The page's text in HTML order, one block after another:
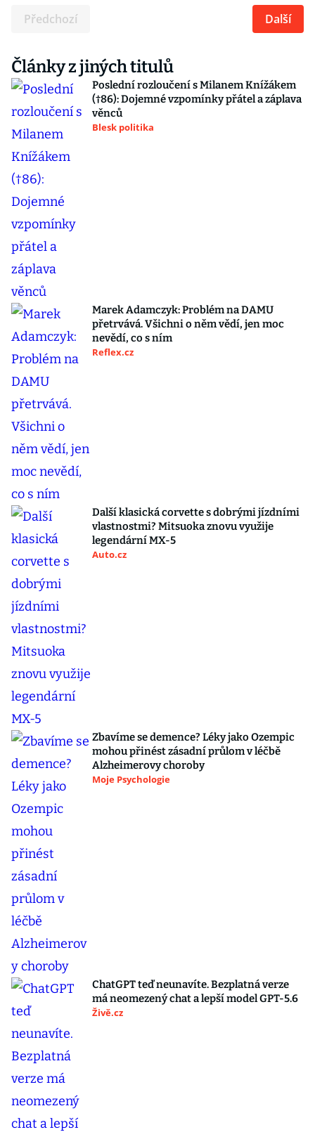
Předchozí Další
Články z jiných titulů
Poslední rozloučení s Milanem Knížákem
(†86): Dojemné vzpomínky přátel a záplava
věnců
Blesk politika
Marek Adamczyk: Problém na DAMU
přetrvává. Všichni o něm vědí, jen moc
nevědí, co s ním
Reflex.cz
Další klasická corvette s dobrými jízdními
vlastnostmi? Mitsuoka znovu využije
legendární MX-5
Auto.cz
Zbavíme se demence? Léky jako Ozempic
mohou přinést zásadní průlom v léčbě
Alzheimerovy choroby
Moje Psychologie
ChatGPT teď neunavíte. Bezplatná verze
má neomezený chat a lepší model GPT-5.6
Živě.cz